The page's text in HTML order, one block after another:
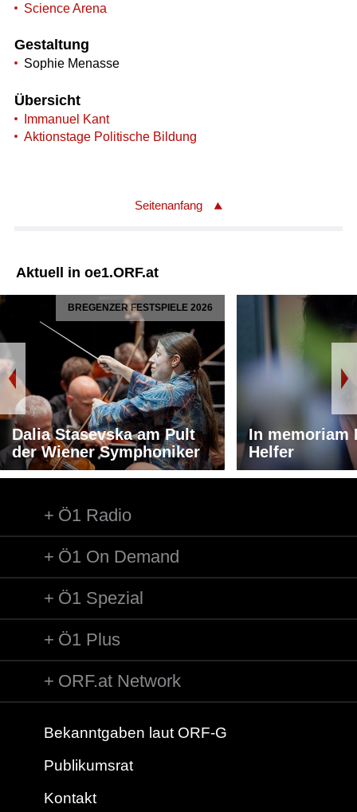
Science Arena
Gestaltung
Sophie Menasse
Übersicht
Immanuel Kant
Aktionstage Politische Bildung
Seitenanfang
Aktuell in oe1.ORF.at
BREGENZER FESTSPIELE 2026
Dalia Stasevska am Pult
der Wiener Symphoniker
In memoriam
Helfer
Ö1 Radio
Ö1 On Demand
Ö1 Spezial
Ö1 Plus
ORF.at Network
Bekanntgaben laut ORF-G
Publikumsrat
Kontakt